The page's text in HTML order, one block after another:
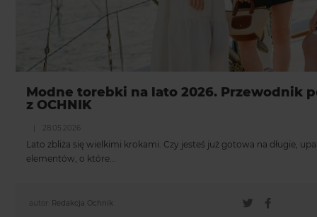
Modne torebki na lato 2026. Przewodnik
z OCHNIK
28.05.2026
Lato zbliża się wielkimi krokami. Czy jesteś już gotowa na długie,
elementów, o które…
autor: Redakcja Ochnik